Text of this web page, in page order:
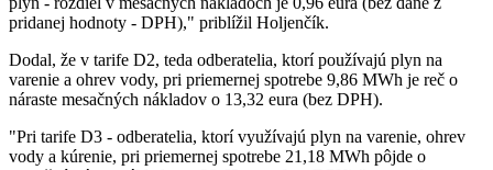
pridanej hodnoty - DPH)," priblížil Holjenčík.
Dodal, že v tarife D2, teda odberatelia, ktorí používajú plyn na
varenie a ohrev vody, pri priemernej spotrebe 9,86 MWh je reč o
náraste mesačných nákladov o 13,32 eura (bez DPH).
"Pri tarife D3 - odberatelia, ktorí využívajú plyn na varenie, ohrev
vody a kúrenie, pri priemernej spotrebe 21,18 MWh pôjde o